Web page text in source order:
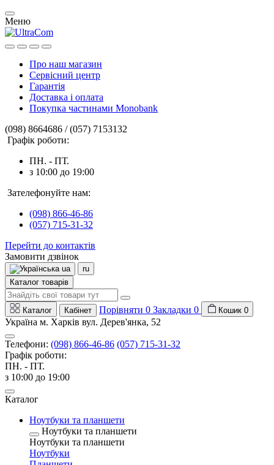
Меню
Про наш магазин
Сервісний центр
Гарантія
Доставка і оплата
Покупка частинами Monobank
(098) 8664686 / (057) 7153132
Графік роботи:
ПН. - ПТ.
з 10:00 до 19:00
Зателефонуйте нам:
(098) 866-46-86
(057) 715-31-32
Перейти до контактів
Замовити дзвінок
ua
ru
Каталог товарів
Каталог Кабінет Порівняти 0 Закладки 0 Кошик 0
Україна м. Харків вул. Дерев'янка, 52
Телефони: (098) 866-46-86 (057) 715-31-32
Графік роботи:
ПН. - ПТ.
з 10:00 до 19:00
Каталог
Ноутбуки та планшети
Ноутбуки та планшети
Ноутбуки та планшети
Ноутбуки